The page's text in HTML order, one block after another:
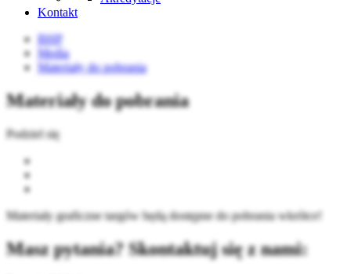
Kontakt
BHP
Media
Materiały do pobrania
Materiały do pobrania
Podziel się
Materiały graficzne targów będą dostępne do pobrania wkrótce!
Masz pytania? Skontaktuj się z nami: